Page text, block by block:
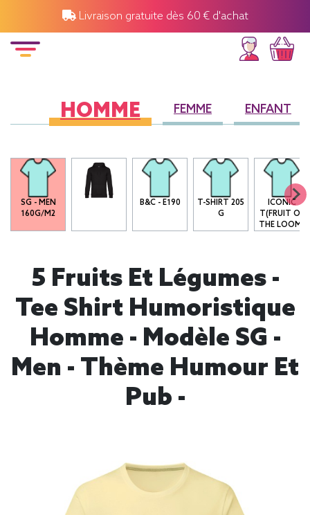
Livraison gratuite dès 60 € d'achat
HOMME FEMME ENFANT
SG - MEN
160G/M2
B&C - E190
T-SHIRT 205
G
ICONIC
T(FRUIT OF
THE LOOM)
5 Fruits Et Légumes -
Tee Shirt Humoristique
Homme - Modèle SG -
Men - Thème Humour Et
Pub -